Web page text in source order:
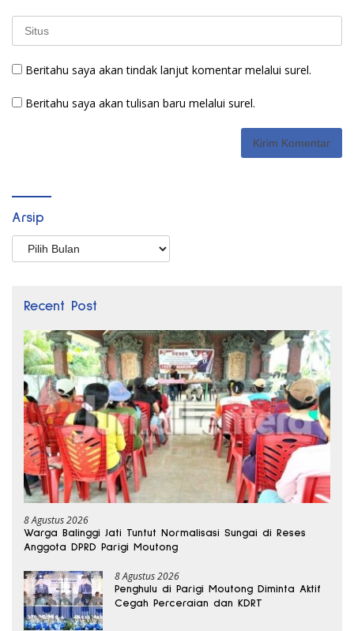
Beritahu saya akan tindak lanjut komentar melalui surel.
Beritahu saya akan tulisan baru melalui surel.
Arsip
Arsip
Recent Post
8 Agustus 2026
Warga Balinggi Jati Tuntut Normalisasi Sungai di Reses
Anggota DPRD Parigi Moutong
8 Agustus 2026
Penghulu di Parigi Moutong Diminta Aktif
Cegah Perceraian dan KDRT